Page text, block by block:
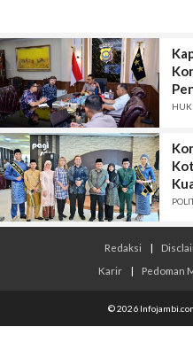
Redaksi |
Karir
| Pedoman
© 2026